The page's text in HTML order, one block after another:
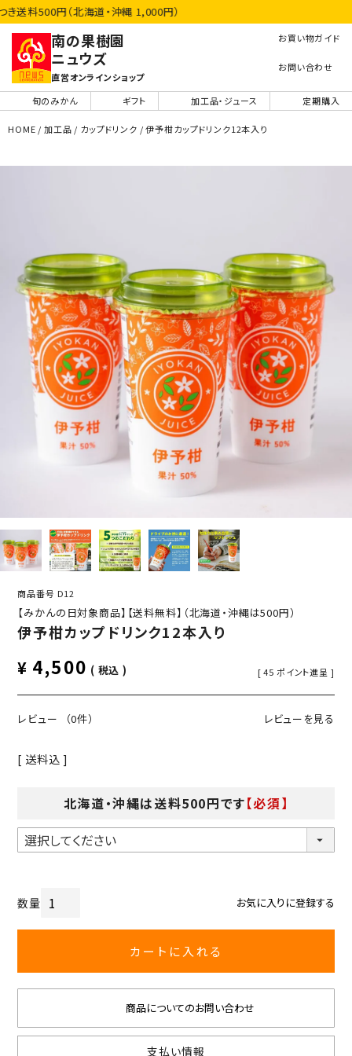
料500円（北海道・沖縄 1,000円）
南の果樹園
ニュウズ
直営オンラインショップ
旬のみかん
ギフト 加工品・ジュース 定期購入
お買い物ガイド
お問い合わせ
HOME 加工品 カップドリンク 伊予柑カップドリンク12本入り
商品番号 D12
【みかんの日対象商品】【送料無料】（北海道・沖縄は500円）
伊予柑カップドリンク12本入り
¥ 4,500 税込 [ 45 ポイント進呈 ]
レビュー （0件） レビューを見る
送料込
北海道・沖縄は送料500円です【必須】
お気に入りに登録する
カートに入れる
商品についてのお問い合わせ
支払い情報